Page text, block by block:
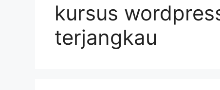
kursus
terjangkau